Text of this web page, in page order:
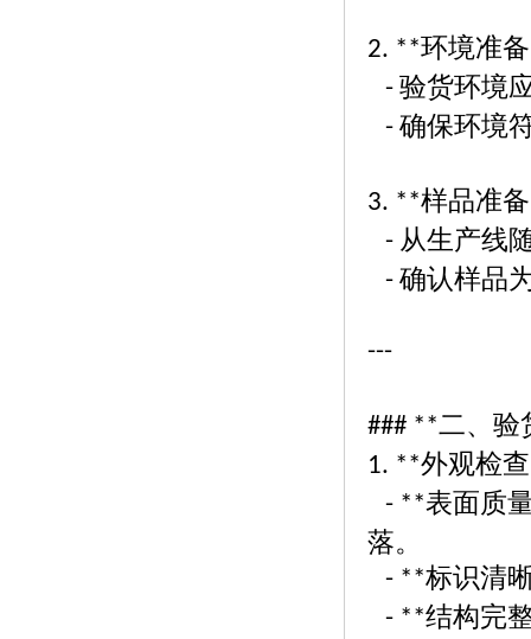
2. **环境准备
- 验货环境
- 确保环境
3. **样品准备
- 从生产线
- 确认样品
---
### **二、验
1. **外观检查
- **表面质
落。
- **标识清
- **结构完